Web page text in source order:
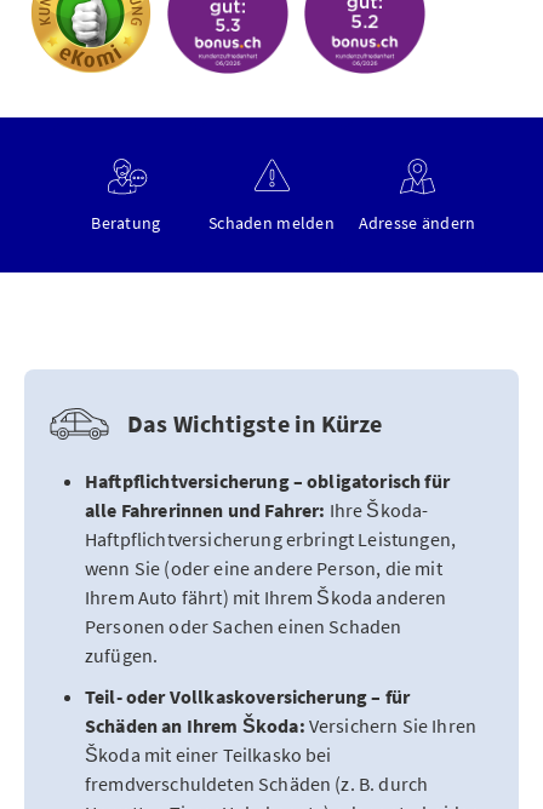
Beratung Schaden melden Adresse ändern
Das Wichtigste in Kürze
Haftpflichtversicherung – obligatorisch für
alle Fahrerinnen und Fahrer: Ihre Škoda-
Haftpflichtversicherung erbringt Leistungen,
wenn Sie (oder eine andere Person, die mit
Ihrem Auto fährt) mit Ihrem Škoda anderen
Personen oder Sachen einen Schaden
zufügen.
Teil- oder Vollkaskoversicherung – für
Schäden an Ihrem Škoda: Versichern Sie Ihren
Škoda mit einer Teilkasko bei
fremdverschuldeten Schäden (z. B. durch